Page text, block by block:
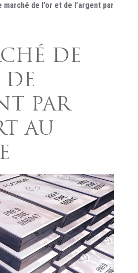
marché de l’or et de l’argent par
DE
DE
PAR
AU